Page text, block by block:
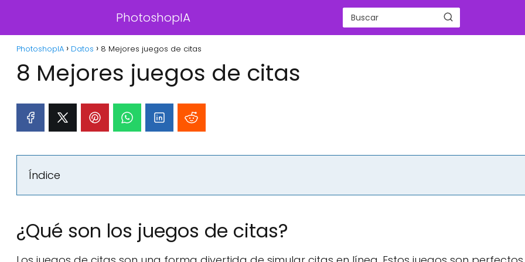
PhotoshopIA
PhotoshopIA Datos 8 Mejores juegos de citas
8 Mejores juegos de citas
Índice
¿Qué son los juegos de citas?